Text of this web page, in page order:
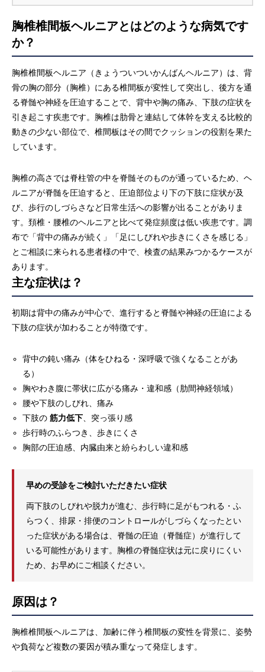
胸椎椎間板ヘルニアとはどのような病気です
か？
胸椎椎間板ヘルニア（きょうついついかんばんヘルニア）は、背
骨の胸の部分（胸椎）にある椎間板が変性して突出し、後方を通
る脊髄や神経を圧迫することで、背中や胸の痛み、下肢の症状を
引き起こす疾患です。胸椎は肋骨と連結して体幹を支える比較的
動きの少ない部位で、椎間板はその間でクッションの役割を果た
しています。
胸椎の高さでは脊柱管の中を脊髄そのものが通っているため、ヘ
ルニアが脊髄を圧迫すると、圧迫部位より下の下肢に症状が及
び、歩行のしづらさなど日常生活への影響が出ることがありま
す。頚椎・腰椎のヘルニアと比べて発症頻度は低い疾患です。調
布で「背中の痛みが続く」「足にしびれや歩きにくさを感じる」
とご相談に来られる患者様の中で、検査の結果みつかるケースが
あります。
主な症状は？
初期は背中の痛みが中心で、進行すると脊髄や神経の圧迫による
下肢の症状が加わることが特徴です。
背中の鈍い痛み（体をひねる・深呼吸で強くなることがあ
る）
胸やわき腹に帯状に広がる痛み・違和感（肋間神経領域）
腰や下肢のしびれ、痛み
下肢の筋力低下 、突っ張り感
歩行時のふらつき、歩きにくさ
胸部の圧迫感、内臓由来と紛らわしい違和感
早めの受診をご検討いただきたい症状
両下肢のしびれや脱力が進む、歩行時に足がもつれる・ふ
らつく、排尿・排便のコントロールがしづらくなったとい
った症状がある場合は、脊髄の圧迫（脊髄症）が進行して
いる可能性があります。胸椎の脊髄症状は元に戻りにくい
ため、お早めにご相談ください。
原因は？
胸椎椎間板ヘルニアは、加齢に伴う椎間板の変性を背景に、姿勢
や負荷など複数の要因が積み重なって発症します。